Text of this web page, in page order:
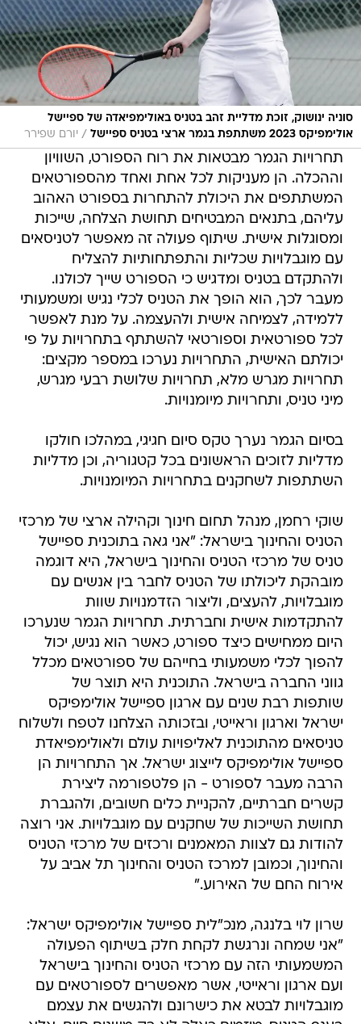
סוניה ינושוק, זוכת מדליית זהב בטניס באולימפיאדה של ספיישל
אולימפיקס 2023 משתתפת בגמר ארצי בטניס ספיישל
/ יורם שפירר
תחרויות הגמר מבטאות את רוח הספורט, השוויון
וההכלה. הן מעניקות לכל אחת ואחד מהספורטאים
המשתתפים את היכולת להתחרות בספורט האהוב
עליהם, בתנאים המבטיחים תחושת הצלחה, שייכות
ומסוגלות אישית. שיתוף פעולה זה מאפשר לטניסאים
עם מוגבלויות שכליות והתפתחותיות להצליח
ולהתקדם בטניס ומדגיש כי הספורט שייך לכולנו.
מעבר לכך, הוא הופך את הטניס לכלי נגיש ומשמעותי
ללמידה, לצמיחה אישית ולהעצמה. על מנת לאפשר
לכל ספורטאית וספורטאי להשתתף בתחרויות על פי
יכולתם האישית, התחרויות נערכו במספר מקצים:
תחרויות מגרש מלא, תחרויות שלושת רבעי מגרש,
מיני טניס, ותחרויות מיומנויות.
בסיום הגמר נערך טקס סיום חגיגי, במהלכו חולקו
מדליות לזוכים הראשונים בכל קטגוריה, וכן מדליות
השתתפות לשחקנים בתחרויות המיומנויות.
שוקי רחמן, מנהל תחום חינוך וקהילה ארצי של מרכזי
הטניס והחינוך בישראל: "אני גאה בתוכנית ספיישל
טניס של מרכזי הטניס והחינוך בישראל, היא דוגמה
מובהקת ליכולתו של הטניס לחבר בין אנשים עם
מוגבלויות, להעצים, וליצור הזדמנויות שוות
להתקדמות אישית וחברתית. תחרויות הגמר שנערכו
היום ממחישים כיצד ספורט, כאשר הוא נגיש, יכול
להפוך לכלי משמעותי בחייהם של ספורטאים מכלל
גווני החברה בישראל. התוכנית היא תוצר של
שותפות רבת שנים עם ארגון ספיישל אולימפיקס
ישראל וארגון וראייטי, ובזכותה הצלחנו לטפח ולשלוח
טניסאים מהתוכנית לאליפויות עולם ולאולימפיאדת
ספיישל אולימפיקס לייצוג ישראל. אך התחרויות הן
הרבה מעבר לספורט - הן פלטפורמה ליצירת
קשרים חברתיים, להקניית כלים חשובים, ולהגברת
תחושת השייכות של שחקנים עם מוגבלויות. אני רוצה
להודות גם לצוות המאמנים ורכזים של מרכזי הטניס
והחינוך, וכמובן למרכז הטניס והחינוך תל אביב על
אירוח החם של האירוע."
שרון לוי בלנגה, מנכ"לית ספיישל אולימפיקס ישראל:
"אני שמחה ונרגשת לקחת חלק בשיתוף הפעולה
המשמעותי הזה עם מרכזי הטניס והחינוך בישראל
ועם ארגון וראייטי, אשר מאפשרים לספורטאים עם
מוגבלויות לבטא את כישרונם ולהגשים את עצמם